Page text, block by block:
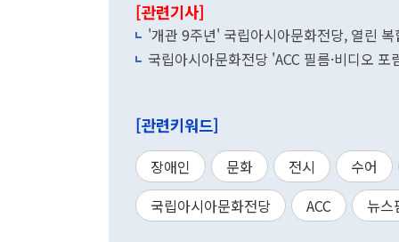
[관련기사]
'개관 9주년' 국립아시아문화전당, 열린
국립아시아문화전당 'ACC 필름·비디오
[관련키워드]
장애인 문화 전시
수어
국립아시아문화전당
ACC 뉴스